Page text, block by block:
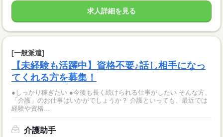
求人詳細を見る
[一般派遣]
【未経験も活躍中】資格不要♪話し相手になっ
てくれる方を募集！
●しっかり稼ぎたい ●今後も長く続けられる仕事がしたい そんな方、
「介護」のお仕事はいかがでしょうか？ 介護といっても、最近では
経験や資格...
介護助手